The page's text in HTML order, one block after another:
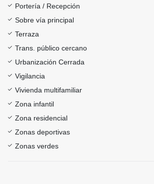
Portería / Recepción
Sobre vía principal
Terraza
Trans. público cercano
Urbanización Cerrada
Vigilancia
Vivienda multifamiliar
Zona infantil
Zona residencial
Zonas deportivas
Zonas verdes